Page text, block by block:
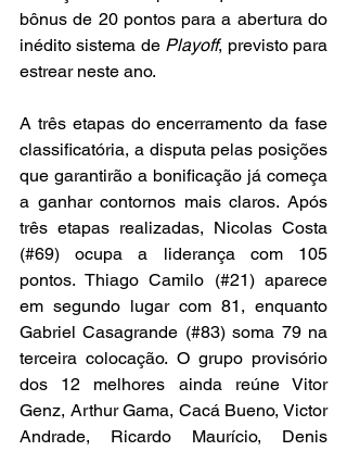
bônus de 20 pontos para a abertura do
inédito sistema de Playoff, previsto para
estrear neste ano.
A três etapas do encerramento da fase
classificatória, a disputa pelas posições
que garantirão a bonificação já começa
a ganhar contornos mais claros. Após
três etapas realizadas, Nicolas Costa
(#69) ocupa a liderança com 105
pontos. Thiago Camilo (#21) aparece
em segundo lugar com 81, enquanto
Gabriel Casagrande (#83) soma 79 na
terceira colocação. O grupo provisório
dos 12 melhores ainda reúne Vitor
Genz, Arthur Gama, Cacá Bueno, Victor
Andrade, Ricardo Maurício, Denis